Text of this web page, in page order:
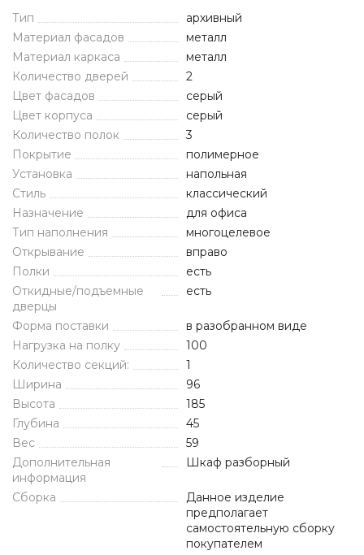
Тип
архивный
Материал фасадов
металл
Материал каркаса
металл
Количество дверей
2
Цвет фасадов
серый
Цвет корпуса
серый
Количество полок
3
Покрытие
полимерное
Установка
напольная
Стиль
классический
Назначение
для офиса
Тип наполнения
многоцелевое
Открывание
вправо
Полки
есть
Откидные/подъемные
дверцы
есть
Форма поставки
в разобранном виде
Нагрузка на полку
100
Количество секций:
1
Ширина
96
Высота
185
Глубина
45
Вес
59
Дополнительная
информация
Шкаф разборный
Сборка
Данное изделие
предполагает
самостоятельную сборку
покупателем